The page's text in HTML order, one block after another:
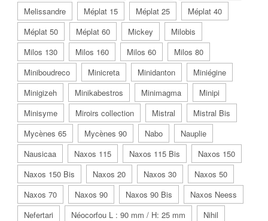
Melissandre
Méplat 15 Méplat 25
Méplat 40
Méplat 50
Méplat 60 Mickey
Milobis
Milos 130
Milos 160 Milos 60
Milos 80
Miniboudreco
Minicreta Minidanton
Miniégine
Minigizeh
Minikabestros Minimagma
Minipi
Minisyme
Miroirs collection Mistral
Mistral Bis
Mycènes 65
Mycènes 90 Nabo
Nauplie
Nausicaa
Naxos 115 Naxos 115 Bis
Naxos 150
Naxos 150 Bis
Naxos 20 Naxos 30
Naxos 50
Naxos 70
Naxos 90 Naxos 90 Bis
Naxos Neess
Nefertari
Néocorfou L : 90 mm / H: 25 mm
Nihil